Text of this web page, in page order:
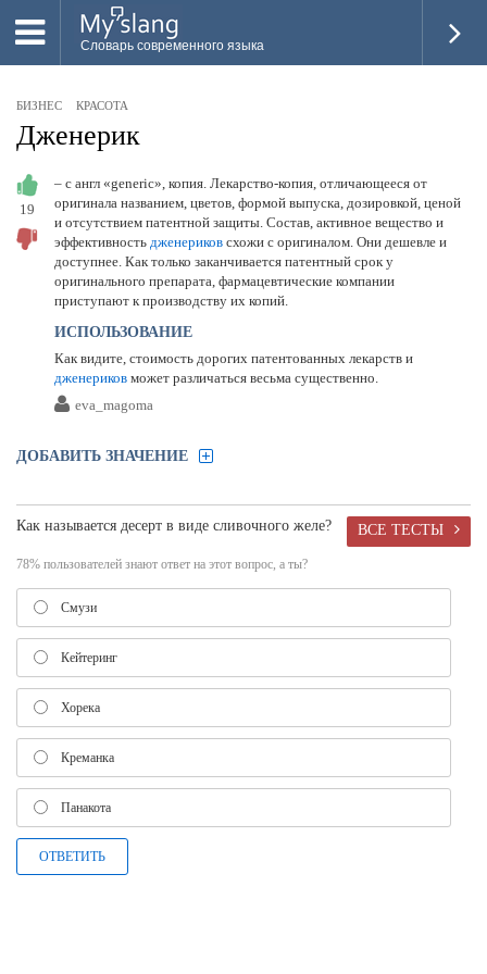
Словарь современного языка
НОВОЕ
ПОПУЛЯРНОЕ
ПРОВЕРИТЬ ЗНАНИЯ
ДОБАВИТЬ СЛОВО
ПРОСВЕТИТЕЛИ
ВОЙТИ
БИЗНЕС КРАСОТА
Дженерик
19
– с англ «generic», копия. Лекарство-копия, отличающееся от
оригинала названием, цветов, формой выпуска, дозировкой, ценой
и отсутствием патентной защиты. Состав, активное вещество и
эффективность дженериков схожи с оригиналом. Они дешевле и
доступнее. Как только заканчивается патентный срок у
оригинального препарата, фармацевтические компании
приступают к производству их копий.
ИСПОЛЬЗОВАНИЕ
Как видите, стоимость дорогих патентованных лекарств и
дженериков может различаться весьма существенно.
eva_magoma
ДОБАВИТЬ ЗНАЧЕНИЕ
ВСЕ ТЕСТЫ
Как называется десерт в виде сливочного желе?
78% пользователей знают ответ на этот вопрос, а ты?
Смузи
Кейтеринг
Хорека
Креманка
Панакота